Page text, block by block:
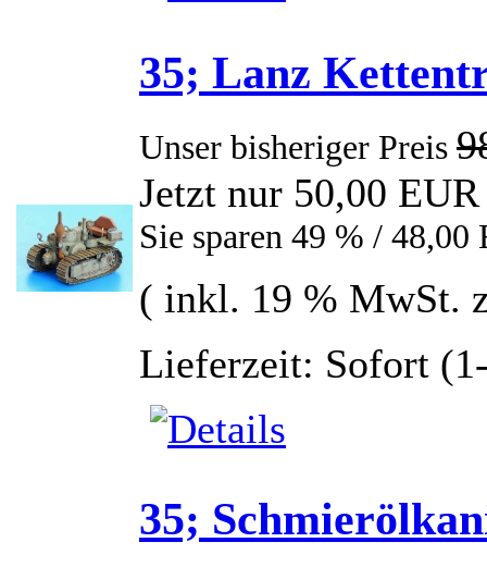
35; Lanz
Unser bisheriger Preis
Jetzt nur 50,00 EUR
Sie sparen 49 % / 48,00
( inkl. 19 % MwSt.
Lieferzeit: Sofort
35;